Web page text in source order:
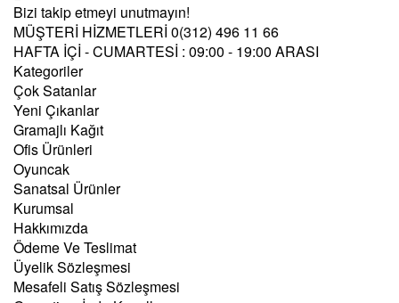
Bizi takip etmeyi unutmayın!
MÜŞTERİ HİZMETLERİ0(312) 496 11 66
HAFTA İÇİ - CUMARTESİ : 09:00 - 19:00 ARASI
Kategoriler
Çok Satanlar
Yeni Çıkanlar
Gramajlı Kağıt
Ofis Ürünleri
Oyuncak
Sanatsal Ürünler
Kurumsal
Hakkımızda
Ödeme Ve Teslimat
Üyelik Sözleşmesi
Mesafeli Satış Sözleşmesi